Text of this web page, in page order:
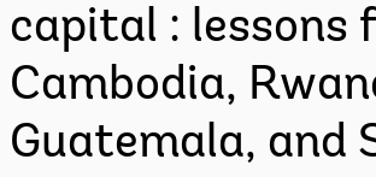
capital : lessons
Cambodia,
Guatemala, and